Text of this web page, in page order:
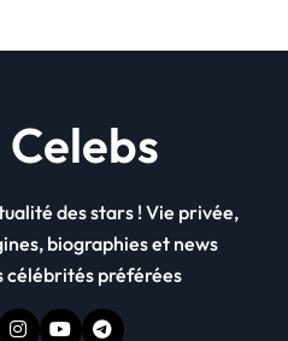
des stars ! Vie privée,
biographies et news
célébrités préférées